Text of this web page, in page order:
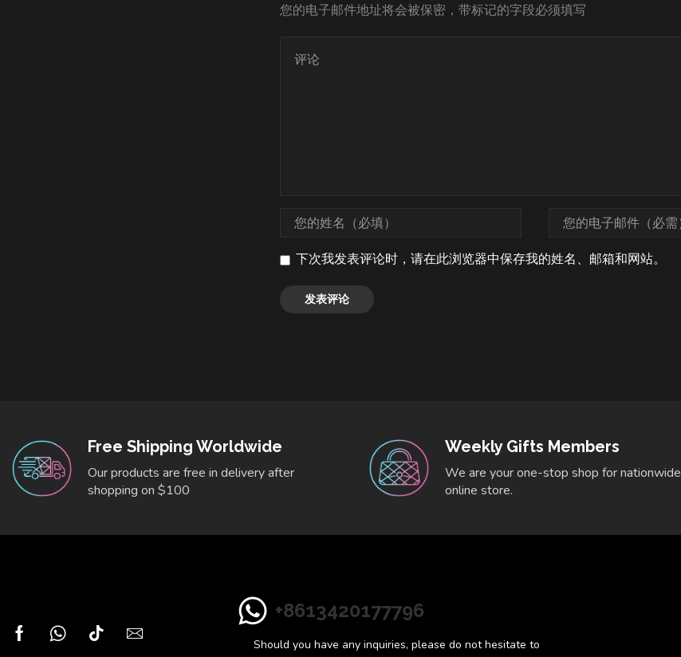
您的电子邮件地址将会被保密，带标记的字段必须填写
下次我发表评论时，请在此浏览器中保存我的姓名、邮箱和网站。
Free Shipping Worldwide
Our products are free in delivery after
shopping on $100
Weekly Gifts Members
We are your one-stop shop for nationwide
online store.
+8613420177796
Should you have any inquiries, please do not hesitate to